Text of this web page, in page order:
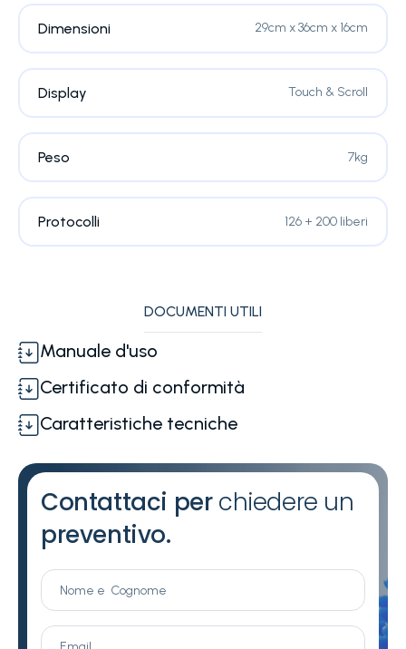
Dimensioni 29cm x 36cm x 16cm
Display Touch & Scroll
Peso 7kg
Protocolli 126 + 200 liberi
DOCUMENTI UTILI
Manuale d'uso
Certificato di conformità
Caratteristiche tecniche
Contattaci perchiedere un
preventivo.